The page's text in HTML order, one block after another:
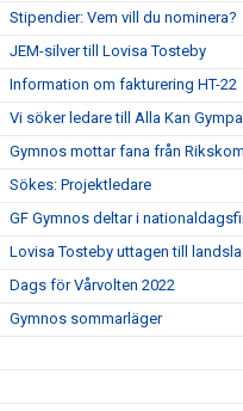
Stipendier: Vem vill du nominera?
JEM-silver till Lovisa Tosteby
Information om fakturering HT-22
Vi söker ledare till Alla Kan Gympa
Gymnos mottar fana från
Sökes: Projektledare
GF Gymnos deltar i
Lovisa Tosteby uttagen till
Dags för Vårvolten 2022
Gymnos sommarläger